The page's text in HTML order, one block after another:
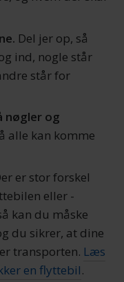
partnere inden
kombinere disse
dem, eller som
tjenester.
Del jer op, så
ind, nogle står
står for
nøgler og
alle kan komme
er stor forskel
eller -
kan du måske
du sikrer, at dine
transporten. Læs
en flyttebil.